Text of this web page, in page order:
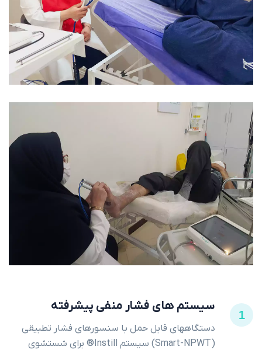
1
سیستم های فشار منفی پیشرفته
دستگاههای قابل حمل با سنسورهای فشار تطبیقی
(Smart-NPWT) سیستم Instill® برای شستشوی